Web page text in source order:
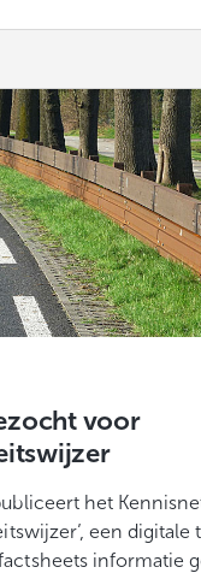
voor
het
een digitale
informatie